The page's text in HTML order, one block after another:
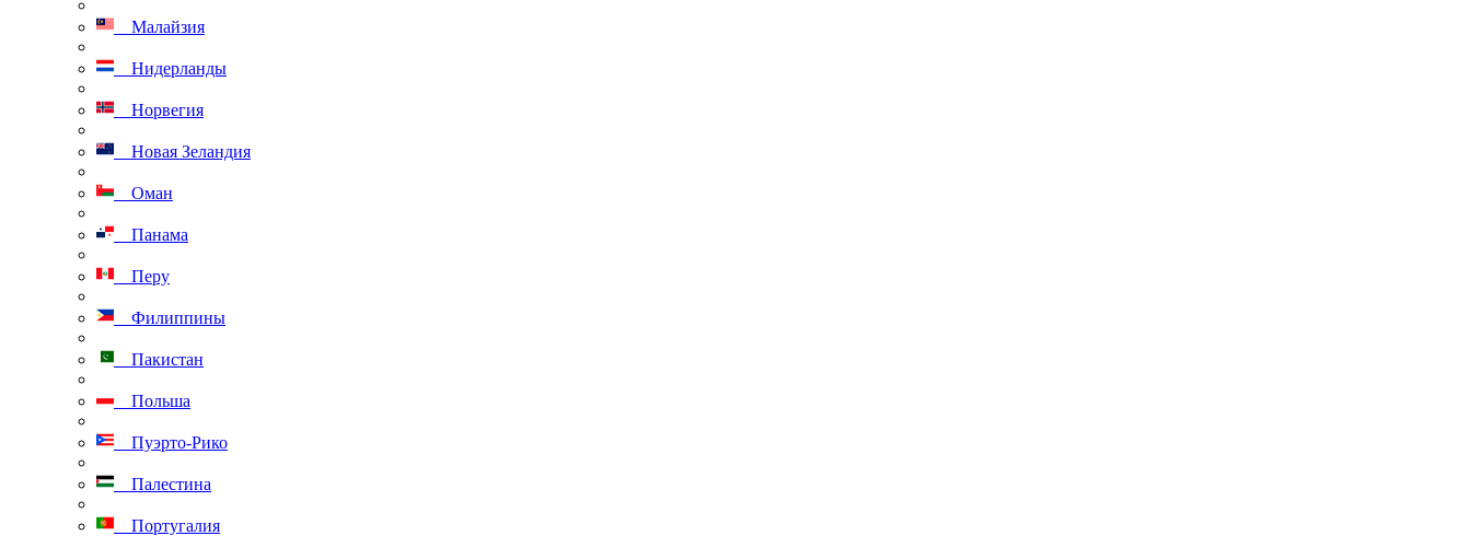
Малайзия
Нидерланды
Норвегия
Новая Зеландия
Оман
Панама
Перу
Филиппины
Пакистан
Польша
Пуэрто-Рико
Палестина
Португалия